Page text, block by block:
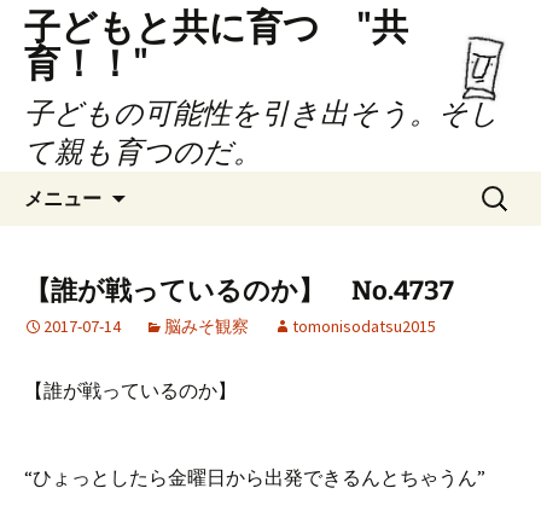
子どもと共に育つ "共
育！！"
子どもの可能性を引き出そう。そし
て親も育つのだ。
メニュー
ン
ツ
キ
検
索:
【誰が戦っているのか】 No.4737
2017-07-14 脳みそ観察 tomonisodatsu2015
【誰が戦っているのか】
“ひょっとしたら金曜日から出発できるんとちゃうん”